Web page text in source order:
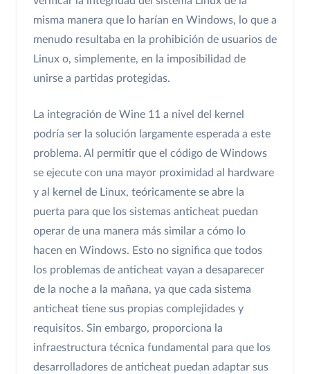
misma manera que lo harían en Windows, lo que a
menudo resultaba en la prohibición de usuarios de
Linux o, simplemente, en la imposibilidad de
unirse a partidas protegidas.
La integración de Wine 11 a nivel del kernel
podría ser la solución largamente esperada a este
problema. Al permitir que el código de Windows
se ejecute con una mayor proximidad al hardware
y al kernel de Linux, teóricamente se abre la
puerta para que los sistemas anticheat puedan
operar de una manera más similar a cómo lo
hacen en Windows. Esto no significa que todos
los problemas de anticheat vayan a desaparecer
de la noche a la mañana, ya que cada sistema
anticheat tiene sus propias complejidades y
requisitos. Sin embargo, proporciona la
infraestructura técnica fundamental para que los
desarrolladores de anticheat puedan adaptar sus